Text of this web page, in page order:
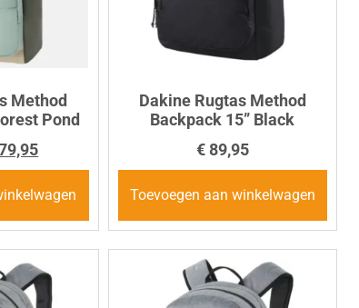
Method
Pond
Dakine Rugtas Method
Backpack 15” Black
€89,95
Toevoegen aan winkelwagen